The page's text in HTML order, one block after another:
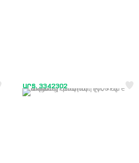
ԱՐՏ. 3342302